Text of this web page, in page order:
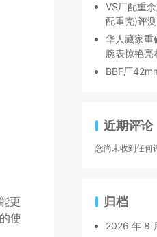
更
使
VS厂配重
配重壳)评
华人藏家重
腕表惊艳亮
BBF厂
近期评论
您尚未收到任何
归档
2026 年 8